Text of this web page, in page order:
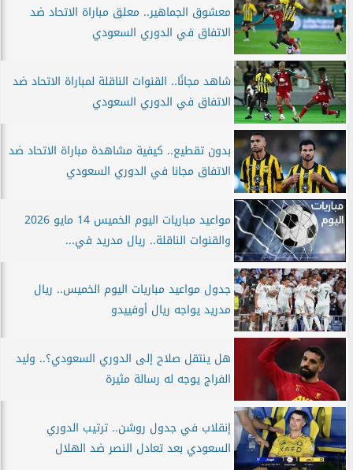
معشوق الجماهير.. معلق مباراة الاتحاد ضد
الاتفاق في الدوري السعودي
شاهد مجانًا.. القنوات الناقلة لمباراة الاتحاد ضد
الاتفاق في الدوري السعودي
بدون تقطيع.. كيفية مشاهدة مباراة الاتحاد ضد
الاتفاق مجانا في الدوري السعودي
مواعيد مباريات اليوم الخميس 14 مايو 2026
والقنوات الناقلة.. ريال مدريد في...
جدول مواعيد مباريات اليوم الخميس.. ريال
مدريد يواجه ريال أوفييدو
هل ينتقل صلاح إلى الدوري السعودي؟.. وليد
الفراج يوجه له رسالة مثيرة
إنقلاب في جدول روشن.. ترتيب الدوري
السعودي بعد تعادل النصر ضد الهلال